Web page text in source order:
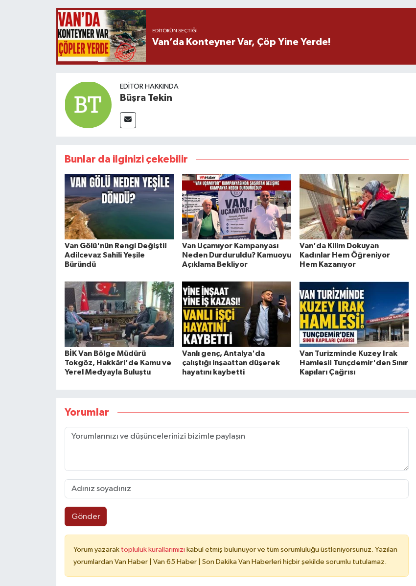
EDITÖRÜN SEÇTIĞI
Van’da Konteyner Var, Çöp Yine Yerde!
EDITÖR HAKKINDA
Büşra Tekin
Bunlar da ilginizi çekebilir
Van Gölü'nün Rengi Değişti!
Adilcevaz Sahili Yeşile
Büründü
Van Uçamıyor Kampanyası
Neden Durduruldu? Kamuoyu
Açıklama Bekliyor
Van'da Kilim Dokuyan
Kadınlar Hem Öğreniyor
Hem Kazanıyor
BİK Van Bölge Müdürü
Tokgöz, Hakkâri'de Kamu ve
Yerel Medyayla Buluştu
Vanlı genç, Antalya'da
çalıştığı inşaattan düşerek
hayatını kaybetti
Van Turizminde Kuzey Irak
Hamlesi! Tunçdemir'den Sınır
Kapıları Çağrısı
Yorumlar
Gönder
Yorum yazarak topluluk kurallarımızı kabul etmiş bulunuyor ve tüm sorumluluğu üstleniyorsunuz. Yazılan
yorumlardan Van Haber | Van 65 Haber | Son Dakika Van Haberleri hiçbir şekilde sorumlu tutulamaz.